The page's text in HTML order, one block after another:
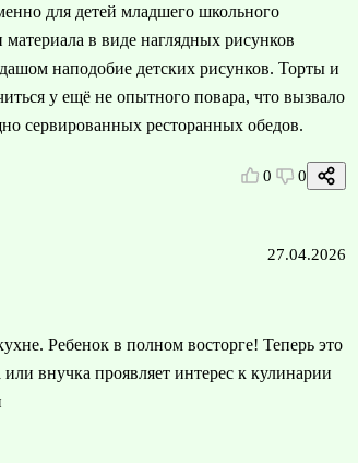
для детей младшего школьного
материала в виде наглядных рисунков
наподобие детских рисунков. Торты и
у ещё не опытного повара, что вызвало
сервированных ресторанных обедов.
0 0
27.04.2026
Ребенок в полном восторге! Теперь это
внучка проявляет интерес к кулинарии